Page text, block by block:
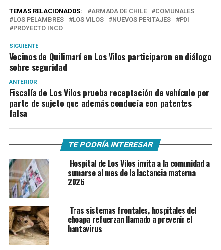
TEMAS RELACIONADOS: ARMADA DE CHILE
COMUNALES
LOS PELAMBRES
LOS VILOS NUEVOS PERITAJES
PDI
PROYECTO INCO
SIGUIENTE
Vecinos de Quilimarí en Los Vilos participaron en diálogo
sobre seguridad
ANTERIOR
Fiscalía de Los Vilos prueba receptación de vehículo por
parte de sujeto que además conducía con patentes
falsa
TE PODRÍA INTERESAR
Hospital de Los Vilos invita a la comunidad a
sumarse al mes de la lactancia materna
2026
Tras sistemas frontales, hospitales del
choapa refuerzan llamado a prevenir el
hantavirus